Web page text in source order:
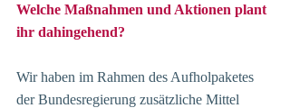
Welche Maßnahmen und Aktionen plant
ihr dahingehend?
Wir haben im Rahmen des Aufholpaketes
der Bundesregierung zusätzliche Mittel